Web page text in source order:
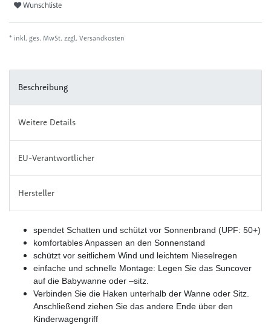
Wunschliste
* inkl. ges. MwSt. zzgl. Versandkosten
Beschreibung
Weitere Details
EU-Verantwortlicher
Hersteller
spendet Schatten und schützt vor Sonnenbrand (UPF: 50+)
komfortables Anpassen an den Sonnenstand
schützt vor seitlichem Wind und leichtem Nieselregen
einfache und schnelle Montage: Legen Sie das Suncover
auf die Babywanne oder –sitz.
Verbinden Sie die Haken unterhalb der Wanne oder Sitz.
Anschließend ziehen Sie das andere Ende über den
Kinderwagengriff